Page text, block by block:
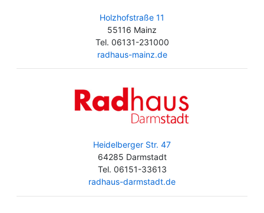
Holzhofstraße 11
55116 Mainz
Tel. 06131-231000
radhaus-mainz.de
Heidelberger Str. 47
64285 Darmstadt
Tel. 06151-33613
radhaus-darmstadt.de